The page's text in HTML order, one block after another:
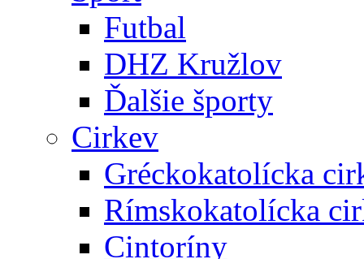
Futbal
DHZ Kružlov
Ďalšie športy
Cirkev
Gréckokatolícka
Rímskokatolícka
Cintoríny